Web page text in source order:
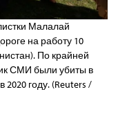
Малалай
на работу 10
По крайней
СМИ были убиты в
году. (Reuters /